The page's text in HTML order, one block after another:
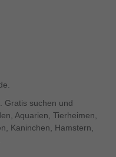
Gratis suchen und
Aquarien, Tierheimen,
Kaninchen, Hamstern,